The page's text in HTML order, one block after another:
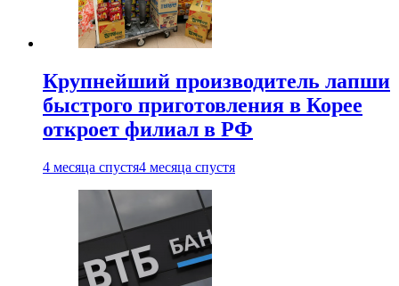
Крупнейший производитель лапши
быстрого приготовления в Корее
откроет филиал в РФ
4 месяца спустя4 месяца спустя